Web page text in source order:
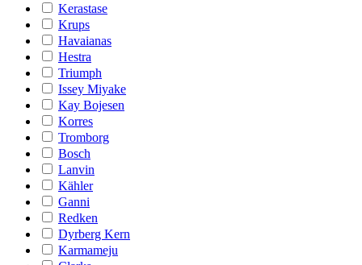
Kerastase
Krups
Havaianas
Hestra
Triumph
Issey Miyake
Kay Bojesen
Korres
Tromborg
Bosch
Lanvin
Kähler
Ganni
Redken
Dyrberg Kern
Karmameju